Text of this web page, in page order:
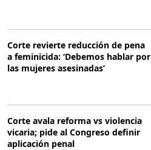
Corte revierte reducción de pena
a feminicida: ‘Debemos hablar por
las mujeres asesinadas’
Corte avala reforma vs violencia
vicaria; pide al Congreso definir
aplicación penal